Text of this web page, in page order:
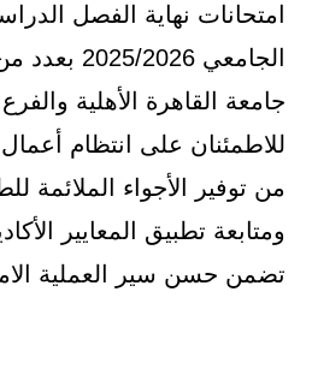
امتحانات نهاية الفصل
الجامعي
جامعة القاهرة الأهلية
للاطمئنان على انتظام أعمال
من توفير الأجواء الملائمة
ومتابعة تطبيق المعايير
تضمن حسن سير العملية